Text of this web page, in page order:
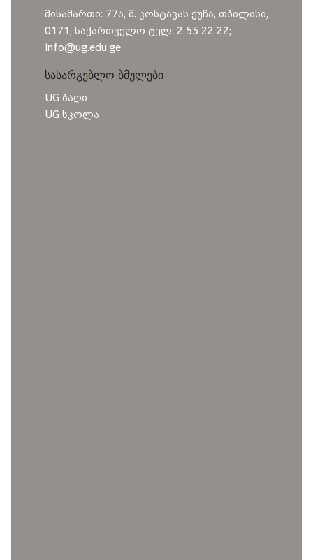
მისამართი: 77ა, მ. კოსტავას ქუჩა, თბილისი,
0171, საქართველო ტელ: 2 55 22 22;
info@ug.edu.ge
სასარგებლო ბმულები
UG ბაღი
UG სკოლა